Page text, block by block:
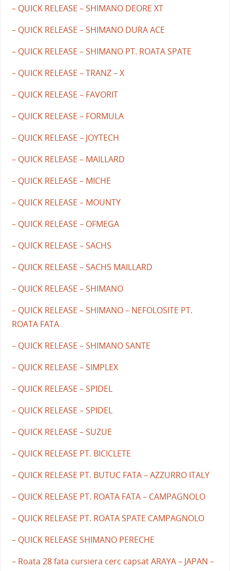
– QUICK RELEASE – SHIMANO DEORE XT
– QUICK RELEASE – SHIMANO DURA ACE
– QUICK RELEASE – SHIMANO PT. ROATA SPATE
– QUICK RELEASE – TRANZ – X
– QUICK RELEASE – FAVORIT
– QUICK RELEASE – FORMULA
– QUICK RELEASE – JOYTECH
– QUICK RELEASE – MAILLARD
– QUICK RELEASE – MICHE
– QUICK RELEASE – MOUNTY
– QUICK RELEASE – OFMEGA
– QUICK RELEASE – SACHS
– QUICK RELEASE – SACHS MAILLARD
– QUICK RELEASE – SHIMANO
– QUICK RELEASE – SHIMANO – NEFOLOSITE PT.
ROATA FATA
– QUICK RELEASE – SHIMANO SANTE
– QUICK RELEASE – SIMPLEX
– QUICK RELEASE – SPIDEL
– QUICK RELEASE – SPIDEL
– QUICK RELEASE – SUZUE
– QUICK RELEASE PT. BICICLETE
– QUICK RELEASE PT. BUTUC FATA – AZZURRO ITALY
– QUICK RELEASE PT. ROATA FATA – CAMPAGNOLO
– QUICK RELEASE PT. ROATA SPATE CAMPAGNOLO
– QUICK RELEASE SHIMANO PERECHE
– Roata 28 fata cursiera cerc capsat ARAYA – JAPAN –